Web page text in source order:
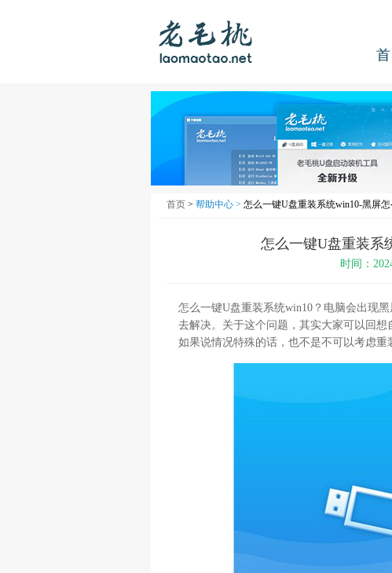
首页 > 帮助中心 > 怎么一键U盘重装系统win10-黑屏
怎么一键U盘重装系
时间：
怎么一键U盘重装系统win10 ？电脑会出现
去解决。关于这个问题，其实大家可以回想
如果说情况特殊的话，也不是不可以考虑